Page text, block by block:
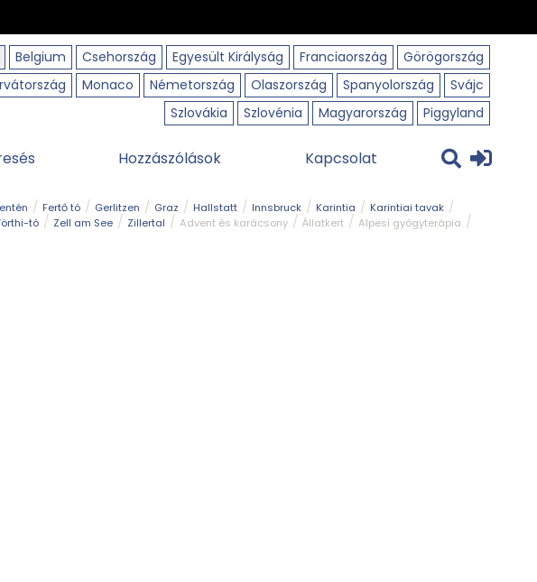
Belgium Csehország Egyesült Királyság Franciaország
Görögország
Monaco Németország Olaszország Spanyolország
Svájc
Szlovákia
Szlovénia Magyarország Piggyland
Hozzászólások Kapcsolat
Fertő tó Gerlitzen Graz Hallstatt Innsbruck Karintia
Karintiai tavak
tó Zell am See Zillertal Advent és karácsony Állatkert
Alpesi gyógyterápia